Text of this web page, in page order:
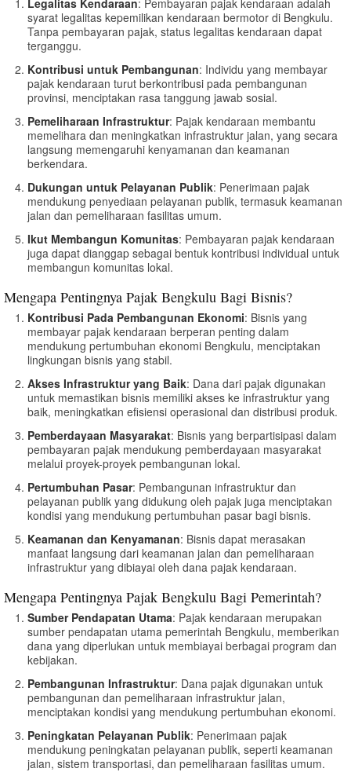
syarat legalitas kepemilikan kendaraan bermotor di Bengkulu.
Tanpa pembayaran pajak, status legalitas kendaraan dapat
terganggu.
Kontribusi untuk Pembangunan: Individu yang membayar
pajak kendaraan turut berkontribusi pada pembangunan
provinsi, menciptakan rasa tanggung jawab sosial.
Pemeliharaan Infrastruktur: Pajak kendaraan membantu
memelihara dan meningkatkan infrastruktur jalan, yang secara
langsung memengaruhi kenyamanan dan keamanan
berkendara.
Dukungan untuk Pelayanan Publik: Penerimaan pajak
mendukung penyediaan pelayanan publik, termasuk keamanan
jalan dan pemeliharaan fasilitas umum.
Ikut Membangun Komunitas: Pembayaran pajak kendaraan
juga dapat dianggap sebagai bentuk kontribusi individual untuk
membangun komunitas lokal.
Mengapa Pentingnya Pajak Bengkulu Bagi Bisnis?
Kontribusi Pada Pembangunan Ekonomi: Bisnis yang
membayar pajak kendaraan berperan penting dalam
mendukung pertumbuhan ekonomi Bengkulu, menciptakan
lingkungan bisnis yang stabil.
Akses Infrastruktur yang Baik: Dana dari pajak digunakan
untuk memastikan bisnis memiliki akses ke infrastruktur yang
baik, meningkatkan efisiensi operasional dan distribusi produk.
Pemberdayaan Masyarakat: Bisnis yang berpartisipasi dalam
pembayaran pajak mendukung pemberdayaan masyarakat
melalui proyek-proyek pembangunan lokal.
Pertumbuhan Pasar: Pembangunan infrastruktur dan
pelayanan publik yang didukung oleh pajak juga menciptakan
kondisi yang mendukung pertumbuhan pasar bagi bisnis.
Keamanan dan Kenyamanan: Bisnis dapat merasakan
manfaat langsung dari keamanan jalan dan pemeliharaan
infrastruktur yang dibiayai oleh dana pajak kendaraan.
Mengapa Pentingnya Pajak Bengkulu Bagi Pemerintah?
Sumber Pendapatan Utama: Pajak kendaraan merupakan
sumber pendapatan utama pemerintah Bengkulu, memberikan
dana yang diperlukan untuk membiayai berbagai program dan
kebijakan.
Pembangunan Infrastruktur: Dana pajak digunakan untuk
pembangunan dan pemeliharaan infrastruktur jalan,
menciptakan kondisi yang mendukung pertumbuhan ekonomi.
Peningkatan Pelayanan Publik: Penerimaan pajak
mendukung peningkatan pelayanan publik, seperti keamanan
jalan, sistem transportasi, dan pemeliharaan fasilitas umum.